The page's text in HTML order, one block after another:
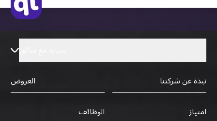
نبذة عن شركتنا
العروض
امتياز
الوظائف